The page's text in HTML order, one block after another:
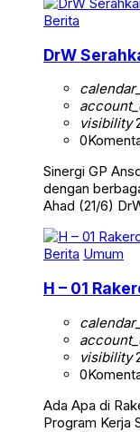
Berita
DrW
visibility
0
Sinergi GP
dengan
Ahad (21/6)
Berita Umum
H – 01
visibility
0
Ada Apa di
Program Kerja